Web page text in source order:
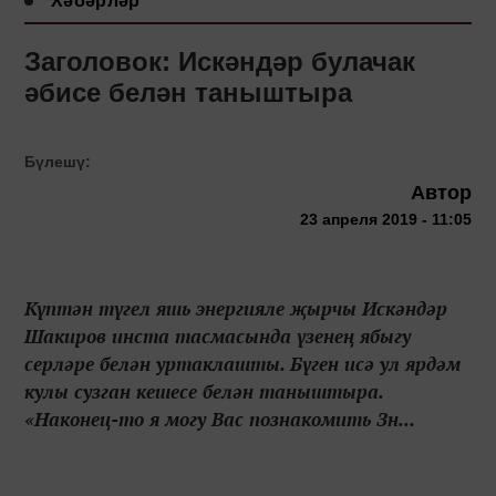
Заголовок: Искәндәр булачак
әбисе белән таныштыра
Бүлешү:
Автор
23 апреля 2019 - 11:05
Күптән түгел яшь энергияле җырчы Искәндәр
Шакиров инста тасмасында үзенең ябыгу
серләре белән уртаклашты. Бүген исә ул ярдәм
кулы сузган кешесе белән таныштыра.
«Наконец-то я могу Вас познакомить Зн...